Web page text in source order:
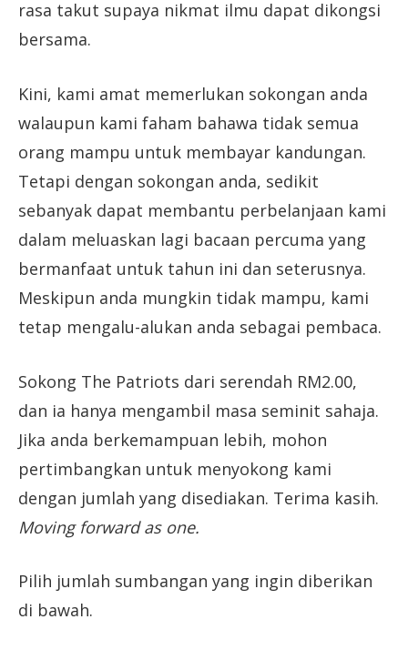
rasa takut supaya nikmat ilmu dapat dikongsi
bersama.
Kini, kami amat memerlukan sokongan anda
walaupun kami faham bahawa tidak semua
orang mampu untuk membayar kandungan.
Tetapi dengan sokongan anda, sedikit
sebanyak dapat membantu perbelanjaan kami
dalam meluaskan lagi bacaan percuma yang
bermanfaat untuk tahun ini dan seterusnya.
Meskipun anda mungkin tidak mampu, kami
tetap mengalu-alukan anda sebagai pembaca.
Sokong The Patriots dari serendah RM2.00,
dan ia hanya mengambil masa seminit sahaja.
Jika anda berkemampuan lebih, mohon
pertimbangkan untuk menyokong kami
dengan jumlah yang disediakan. Terima kasih.
Moving forward as one.
Pilih jumlah sumbangan yang ingin diberikan
di bawah.